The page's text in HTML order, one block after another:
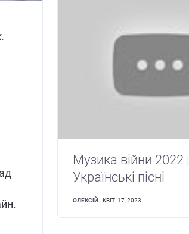
Музика війни 2022 |
Українські пісні
ОЛЕКСІЙ- КВІТ. 17, 2023